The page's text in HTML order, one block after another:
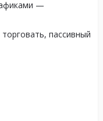
—
пассивный